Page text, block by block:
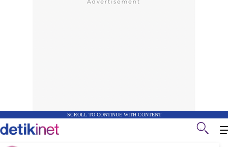
SCROLL TO CONTINUE WITH CONTENT